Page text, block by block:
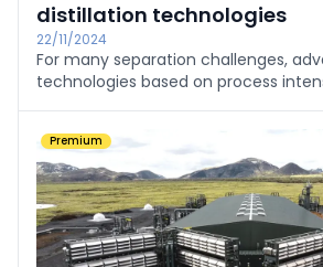
distillation technologies
22/11/2024
For many separation challenges,
technologies based on process
purity products at significantly
demand.
Premium